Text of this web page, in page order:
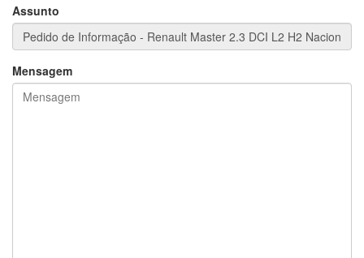
Assunto
Mensagem